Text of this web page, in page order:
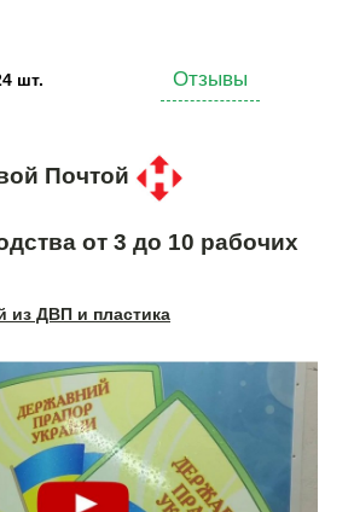
шт. Отзывы
Почтой
от 3 до 10 рабочих
из ДВП и пластика